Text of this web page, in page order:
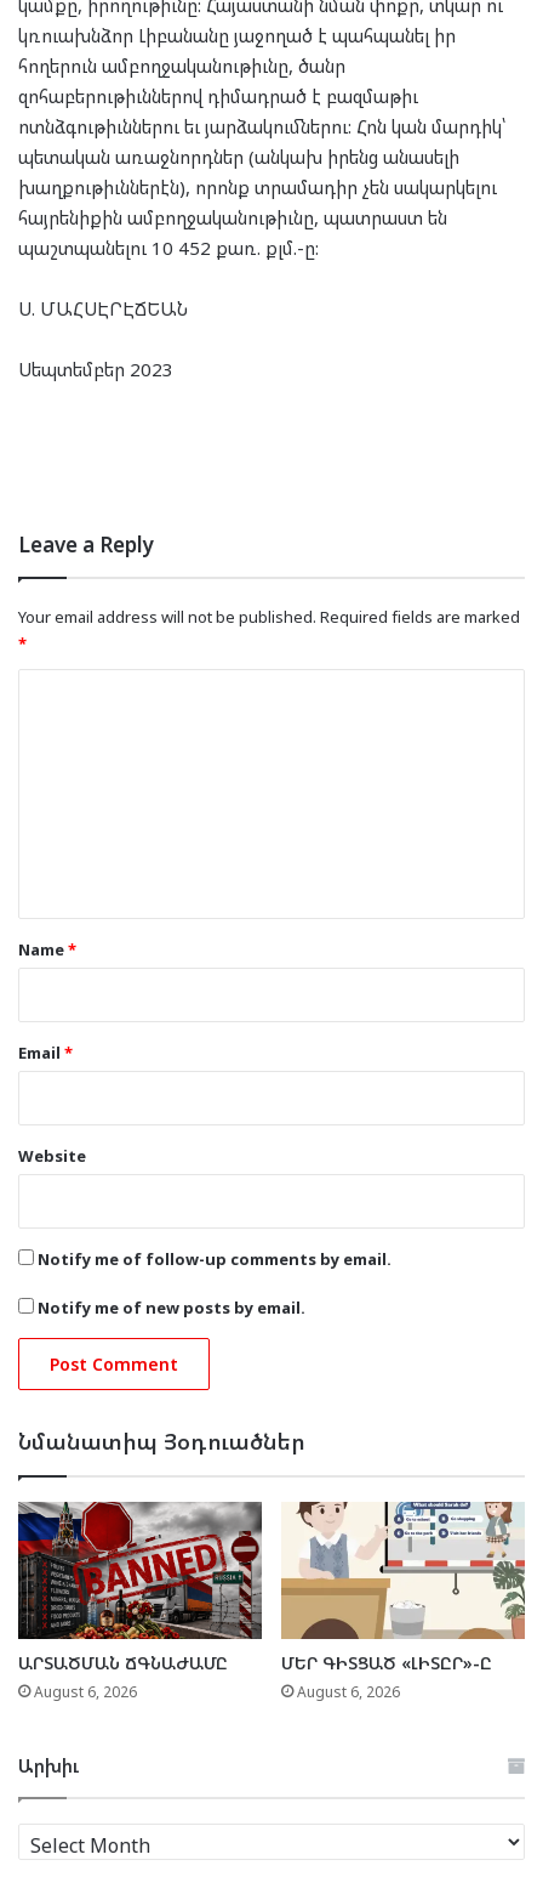
կռուախնձոր Լիբանանը յաջողած է պահպանել իր
հողերուն ամբողջականութիւնը, ծանր
զոհաբերութիւններով դիմադրած է բազմաթիւ
ոտնձգութիւններու եւ յարձակումներու: Հոն կան մարդիկ՝
պետական առաջնորդներ (անկախ իրենց անասելի
խաղքութիւններէն), որոնք տրամադիր չեն սակարկելու
հայրենիքին ամբողջականութիւնը, պատրաստ են
պաշտպանելու 10 452 քառ. քլմ.-ը:
Ս. ՄԱՀՍԷՐԷՃԵԱՆ
Սեպտեմբեր 2023
Leave a Reply
Your email address will not be published. Required fields are marked
*
*Name*
Email *
Website
Notify me of follow-up comments by email.
Notify me of new posts by email.
Նմանատիպ Յօդուածներ
ԱՐՏԱԾՄԱՆ ՃԳՆԱԺԱՄԸ
August 6, 2026
ՄԵՐ ԳԻՏՑԱԾ «ԼԻՏԸՐ»-Ը
August 6, 2026
Արխիւ
Արխիւ